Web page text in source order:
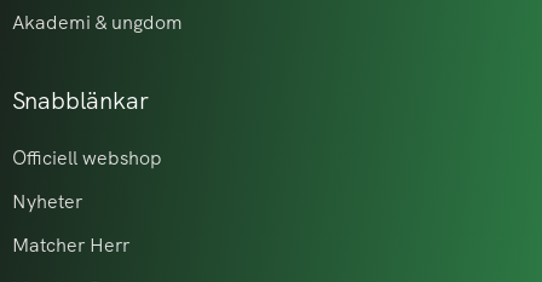
Akademi & ungdom
Snabblänkar
Officiell webshop
Nyheter
Matcher Herr